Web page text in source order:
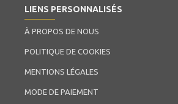
LIENS PERSONNALISÉS
À PROPOS DE NOUS
POLITIQUE DE COOKIES
MENTIONS LÉGALES
MODE DE PAIEMENT